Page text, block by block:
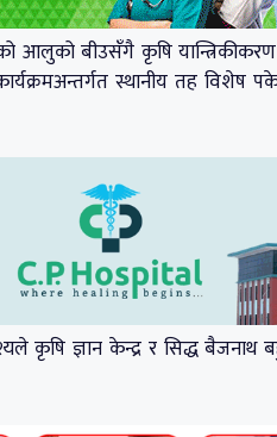
बीउसँगै कृषि यान्त्रिकीकरण
स्थानीय तह विशेष
ज्ञान केन्द्र र सिद्ध बैजनाथ